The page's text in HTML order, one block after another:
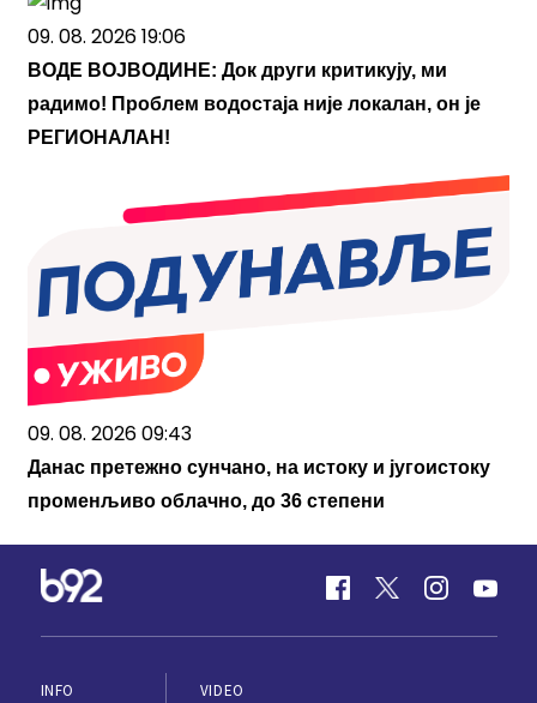
09. 08. 2026 19:06
ВОДЕ ВОЈВОДИНЕ: Док други критикују, ми
радимо! Проблем водостаја није локалан, он је
РЕГИОНАЛАН!
09. 08. 2026 09:43
Данас претежно сунчано, на истоку и југоистоку
променљиво облачно, до 36 степени
INFO
VIDEO